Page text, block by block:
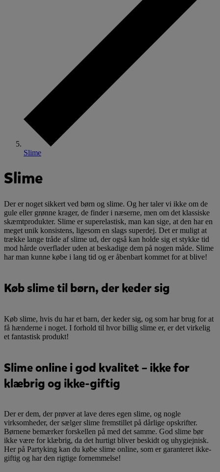
Slime
Slime
Der er noget sikkert ved børn og slime. Og her taler vi ikke om de
gule eller grønne krager, de finder i næserne, men om det klassiske
skæmtprodukter. Slime er superelastisk, man kan sige, at den har en
meget unik konsistens, ligesom en slags superdej. Det er muligt at
trække lange tråde af slime ud, der også kan holde sig et stykke tid
mod hårde overflader uden at beskadige dem på nogen måde. Slime
har man kunne købe i lang tid og er åbenbart kommet for at blive!
Køb slime til børn, der keder sig
Køb slime, hvis du har et barn, der keder sig, og som har brug for at
få hænderne i noget. I forhold til hvor billig slime er, er det virkelig
et fantastisk produkt!
Slime online i god kvalitet – ikke for
klæbrig og ikke-giftig
Der er dem, der prøver at lave deres egen slime, og nogle
virksomheder, der sælger slime fremstillet på dårlige opskrifter.
Børnene bemærker forskellen på med det samme. God slime bør
ikke være for klæbrig, da det hurtigt bliver beskidt og uhygiejnisk.
Her på Partyking kan du købe slime online, som er garanteret ikke-
giftig og har den rigtige fornemmelse!